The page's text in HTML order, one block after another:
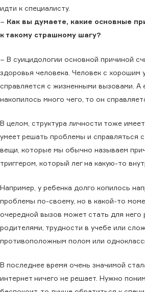
идти к специалисту.
− Как вы думаете, какие основные
к такому страшному шагу?
− В суицидологии основной причиной
здоровья человека. Человек с хорошим
справляется с жизненными вызовами.
накопилось много чего, то он
В целом, структура личности тоже
умеет решать проблемы и справляться
вещи, которые мы обычно называем
триггером, который лег на какую-то
Например, у ребенка долго копилось
проблемы по-своему, но в какой-то
очередной вызов может стать для
родителями, трудности в учебе или
противоположным полом или
В последнее время очень значимой
интернет ничего не решает. Нужно